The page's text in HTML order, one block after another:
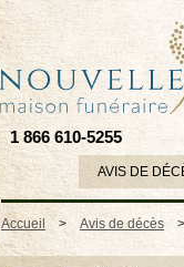
1 866 610-5255
AVIS DE
Accueil > Avis de décès >